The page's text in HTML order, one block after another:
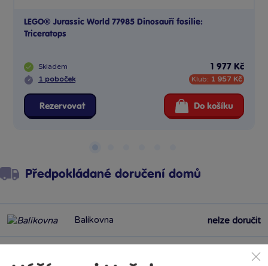
LEGO® Jurassic World 77985 Dinosauří fosilie:
Triceratops
Skladem
1 poboček
1 977 Kč
Klub: 1 957 Kč
Rezervovat Do košíku
Předpokládané doručení domů
Balíkovna nelze doručit
nelze doručit